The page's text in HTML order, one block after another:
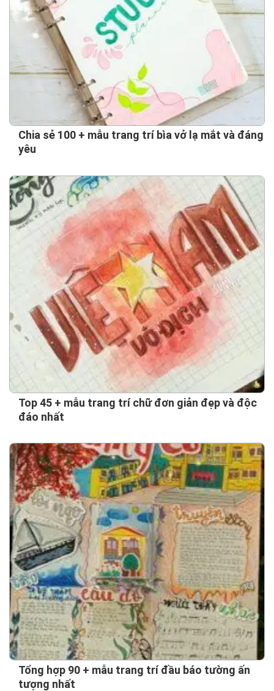
Chia sẻ 100 + mẫu trang trí bìa vở lạ mắt và đáng
yêu
Top 45 + mẫu trang trí chữ đơn giản đẹp và độc
đáo nhất
Tổng hợp 90 + mẫu trang trí đầu báo tường ấn
tượng nhất